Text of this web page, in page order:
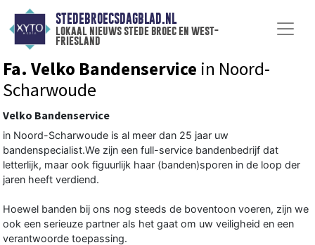
STEDEBROECSDAGBLAD.NL
lokaal nieuws stede broec en west-
friesland
Fa. Velko Bandenservice in Noord-
Scharwoude
Velko Bandenservice
in Noord-Scharwoude is al meer dan 25 jaar uw
bandenspecialist.We zijn een full-service bandenbedrijf dat
letterlijk, maar ook figuurlijk haar (banden)sporen in de loop der
jaren heeft verdiend.
Hoewel banden bij ons nog steeds de boventoon voeren, zijn we
ook een serieuze partner als het gaat om uw veiligheid en een
verantwoorde toepassing.